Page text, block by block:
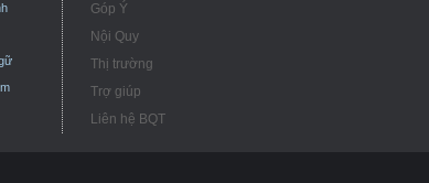
Góp Ý
Nội Quy
Thị trường
Trợ giúp
Liên hệ BQT